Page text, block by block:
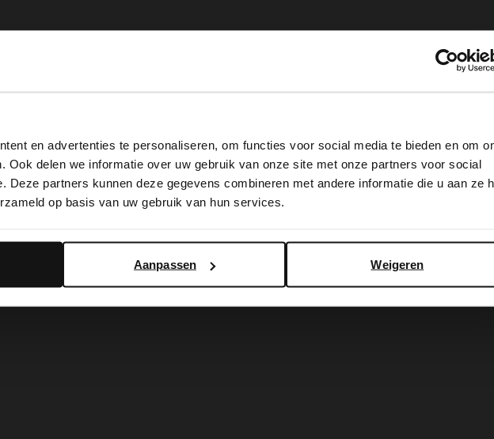
en advertenties te personaliseren, om functies voor social media te bieden en om
Ook delen we informatie over uw gebruik van onze site met onze partners voor social
Deze partners kunnen deze gegevens combineren met andere informatie die u aan ze
op basis van uw gebruik van hun services.
Weigeren
Aanpassen
×
It looks like your language isn't Dutch. Would you like to